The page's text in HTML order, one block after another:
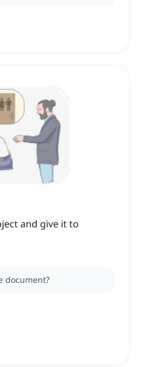
and give it to
document?